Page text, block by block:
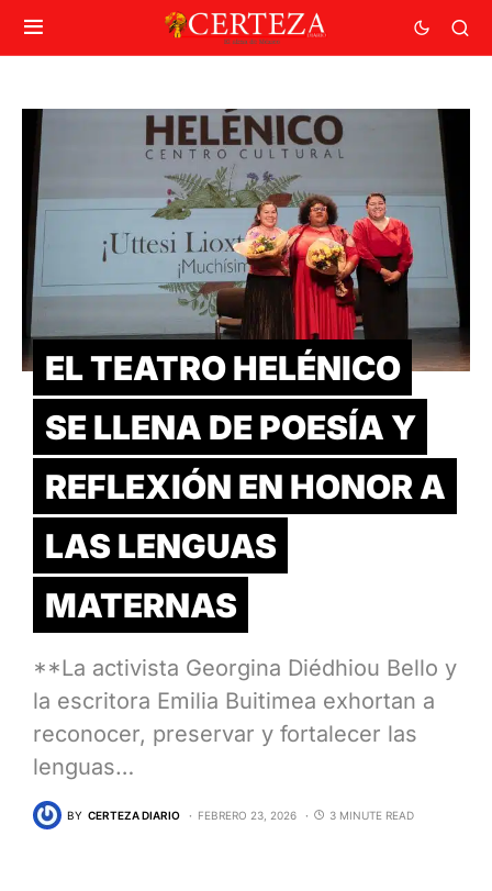
EL TEATRO HELÉNICO
SE LLENA DE POESÍA Y
REFLEXIÓN EN HONOR A
LAS LENGUAS
MATERNAS
**La activista Georgina Diédhiou Bello y
la escritora Emilia Buitimea exhortan a
reconocer, preservar y fortalecer las
lenguas…
BY CERTEZA DIARIO FEBRERO 23, 2026 3 MINUTE READ